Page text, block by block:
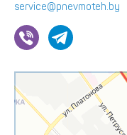
service@pnevmoteh.by